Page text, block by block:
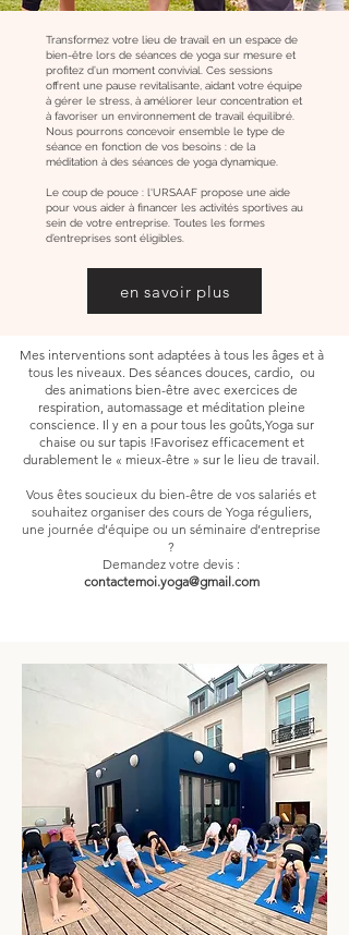
Transformez votre lieu de travail en un espace de
bien-être lors de séances de yoga sur mesure et
profitez d’un moment convivial. Ces sessions
offrent une pause revitalisante, aidant votre équipe
à gérer le stress, à améliorer leur concentration et
à favoriser un environnement de travail équilibré.
Nous pourrons concevoir ensemble le type de
séance en fonction de vos besoins : de la
méditation à des séances de yoga dynamique.
Le coup de pouce : l‘URSAAF propose une aide
pour vous aider à financer les activités sportives au
sein de votre entreprise. Toutes les formes
d’entreprises sont éligibles.
en savoir plus
Mes interventions sont adaptées à tous les âges et à
tous les niveaux. Des séances douces, cardio, ou
des animations bien-être avec exercices de
respiration, automassage et méditation pleine
conscience. Il y en a pour tous les goûts,Yoga sur
chaise ou sur tapis !Favorisez efficacement et
durablement le « mieux-être » sur le lieu de travail.
Vous êtes soucieux du bien-être de vos salariés et
souhaitez organiser des cours de Yoga réguliers,
une journée d’équipe ou un séminaire d’entreprise
?
Demandez votre devis :
contactemoi.yoga@gmail.com